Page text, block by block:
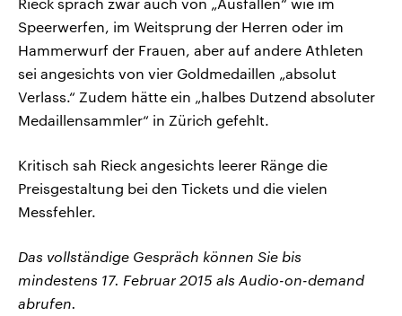
Rieck sprach zwar auch von „Ausfällen“ wie im
Speerwerfen, im Weitsprung der Herren oder im
Hammerwurf der Frauen, aber auf andere Athleten
sei angesichts von vier Goldmedaillen „absolut
Verlass.“ Zudem hätte ein „halbes Dutzend absoluter
Medaillensammler“ in Zürich gefehlt.
Kritisch sah Rieck angesichts leerer Ränge die
Preisgestaltung bei den Tickets und die vielen
Messfehler.
Das vollständige Gespräch können Sie bis
mindestens 17. Februar 2015 als Audio-on-demand
abrufen.